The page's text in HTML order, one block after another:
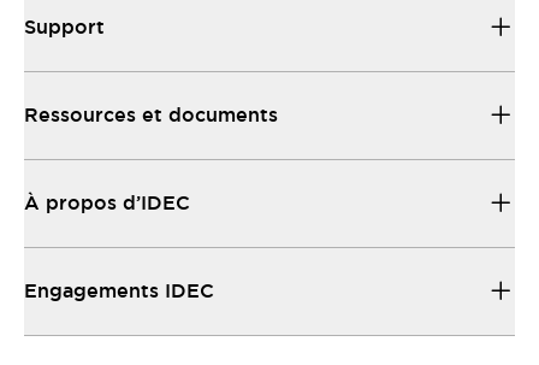
Support
Ressources et documents
À propos d’IDEC
Engagements IDEC